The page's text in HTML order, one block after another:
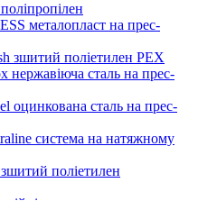
металопласт на прес-
зшитий поліетилен PEX
нержавіюча сталь на прес-
оцинкована сталь на прес-
система на натяжному
поліетилен